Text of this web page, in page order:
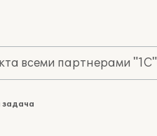
всеми партнерами "1С"